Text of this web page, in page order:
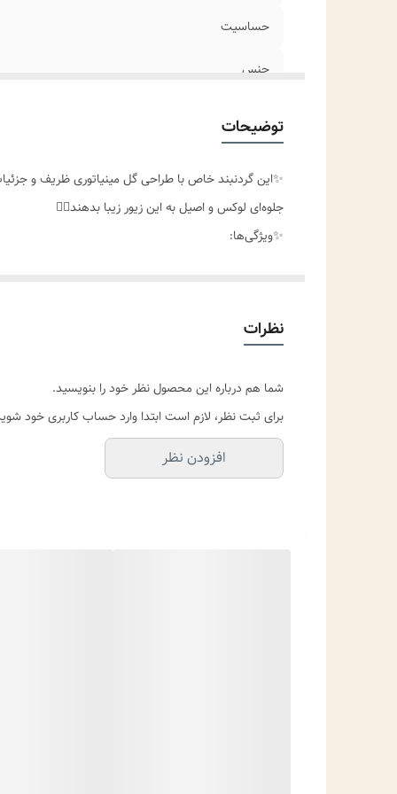
حساسیت
جنس
توضیحات
✨️این گردنبند خاص با طراحی گل مینیاتوری ظریف و
جلوه‌ای لوکس و اصیل به این زیور زیبا بدهند👌🏻
✨️ویژگی‌ها:
• 💎 آبکاری با کیفیت (طرح طلا) برای ماندگاری بیشتر
• 🌍 وارداتی و باکیفیت بالا
روزمره جذاب‌تر دیده شوید🤍✨️
نظرات
شما هم درباره این محصول نظر خود را بنویسید.
برای ثبت نظر، لازم است ابتدا وارد حساب کاربری خود
افزودن نظر